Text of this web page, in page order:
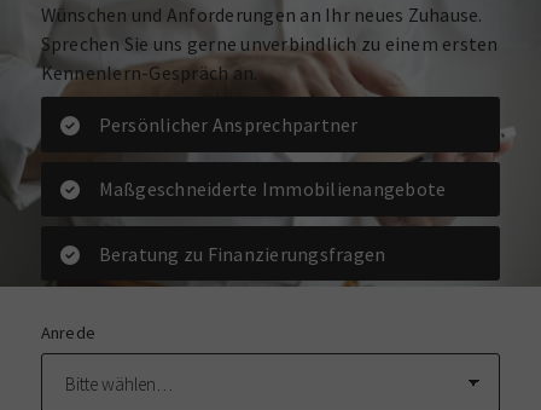
Wünschen und Anforderungen an Ihr neues Zuhause.
Sprechen Sie uns gerne unverbindlich zu einem ersten
Kennenlern-Gespräch an.
Persönlicher Ansprechpartner
Maßgeschneiderte Immobilienangebote
Beratung zu Finanzierungsfragen
Anrede